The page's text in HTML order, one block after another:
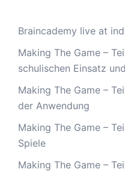
Braincademy live at
Making The Game –
schulischen Einsatz
Making The Game –
der Anwendung
Making The Game –
Spiele
Making The Game –